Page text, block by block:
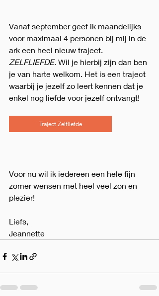
Vanaf september geef ik maandelijks
voor maximaal 4 personen bij mij in de
ark een heel nieuw traject.
ZELFLIEFDE. Wil je hierbij zijn dan ben
je van harte welkom. Het is een traject
waarbij je jezelf zo leert kennen dat je
enkel nog liefde voor jezelf ontvangt!
Traject Zelfliefde
Voor nu wil ik iedereen een hele fijn
zomer wensen met heel veel zon en
plezier!
Liefs,
Jeannette